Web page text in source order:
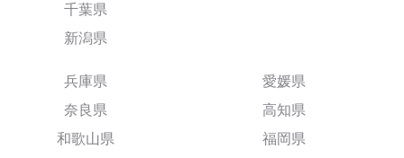
千葉県
新潟県
兵庫県
奈良県
和歌山県
愛媛県
高知県
福岡県